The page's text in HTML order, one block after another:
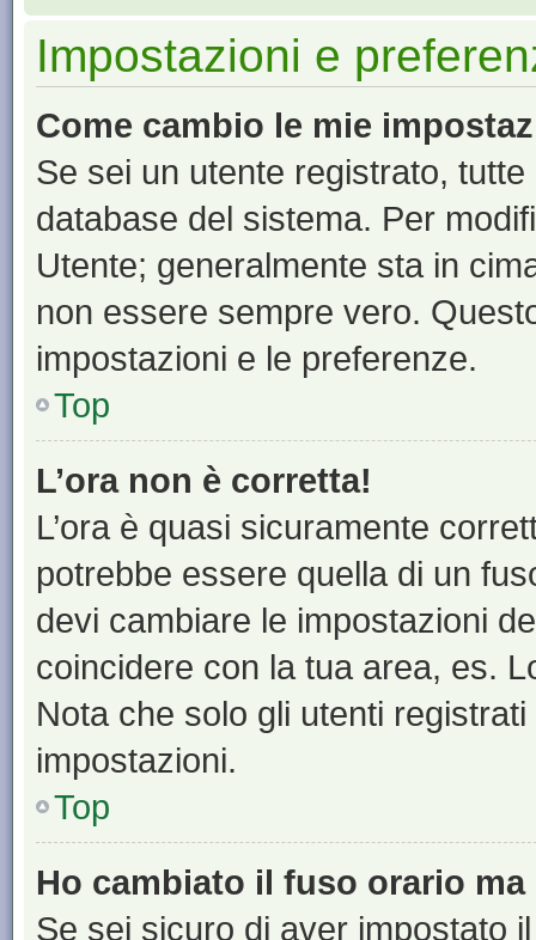
Impostazioni e
Come cambio le mie
Se sei un utente registrato,
database del sistema. Per
Utente; generalmente sta in
non essere sempre vero.
impostazioni e le preferenze.
Top
L’ora non è corretta!
L’ora è quasi sicuramente
potrebbe essere quella di un
devi cambiare le impostazioni
coincidere con la tua area, es.
Nota che solo gli utenti
impostazioni.
Top
Ho cambiato il fuso orario ma
Se sei sicuro di aver impostato